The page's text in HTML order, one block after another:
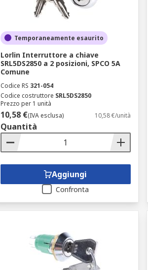
Temporaneamente esaurito
Lorlin Interruttore a chiave
SRL5DS2850 a 2 posizioni, SPCO 5A
Comune
Codice RS 321-054
Codice costruttore SRL5DS2850
Prezzo per 1 unità
10,58 €(IVA esclusa) 10,58 €/unità
Quantità
Aggiungi
Confronta